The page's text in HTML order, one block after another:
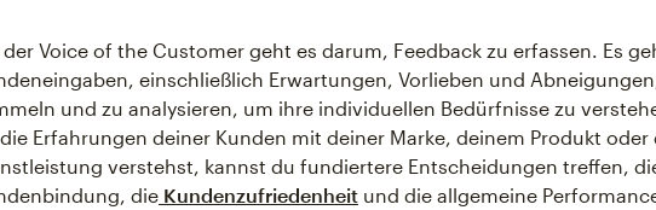
der Voice of the Customer geht es darum, Feedback zu erfassen. Es
einschließlich Erwartungen, Vorlieben und
und zu analysieren, um ihre individuellen Bedürfnisse zu
Erfahrungen deiner Kunden mit deiner Marke, deinem Produkt oder
verstehst, kannst du fundiertere Entscheidungen treffen,
die Kundenzufriedenheit und die allgemeine